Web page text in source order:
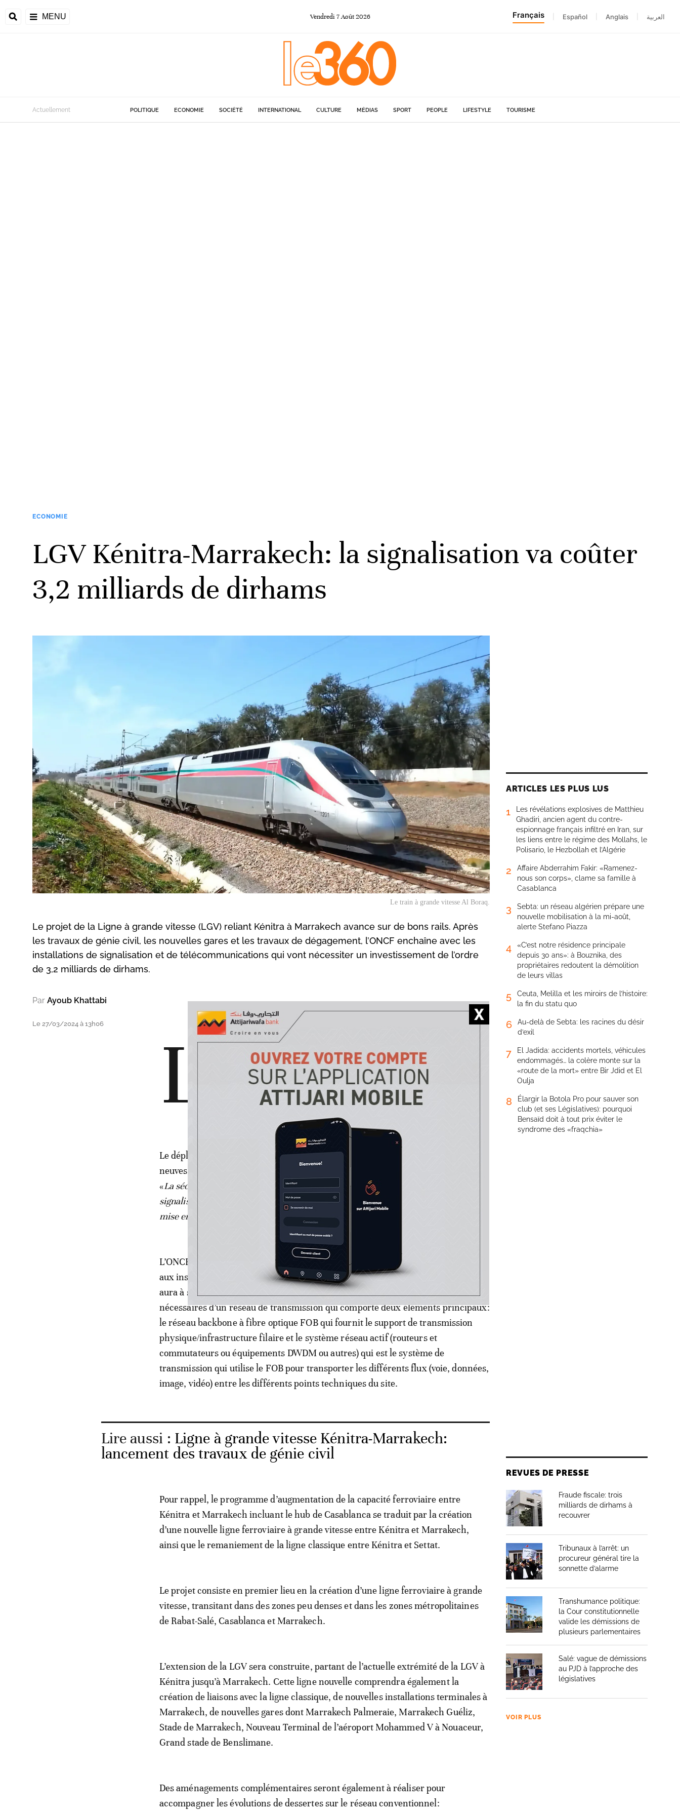
MENU Vendredi 7Août 2026 Français Español Anglais العربية
Actuellement POLITIQUE ECONOMIE SOCIÉTÉ INTERNATIONAL CULTURE MÉDIAS SPORT PEOPLE LIFESTYLE TOURISME
ECONOMIE
LGV Kénitra-Marrakech: la signalisation va coûter
3,2 milliards de dirhams
Le train à grande vitesse Al Boraq.
Le projet de la Ligne à grande vitesse (LGV) reliant Kénitra à Marrakech avance sur de bons rails. Après
les travaux de génie civil, les nouvelles gares et les travaux de dégagement, l’ONCF enchaîne avec les
installations de signalisation et de télécommunications qui vont nécessiter un investissement de l’ordre
de 3,2 milliards de dirhams.
Par Ayoub Khattabi
Le 27/03/2024 à 13h06 L
a mise en œuvre du système de signalisation dans le cadre du projet
LGV Kénitra-Marrakech englobera la nouvelle ligne à grande vitesse
entre Kénitra et Marrakech, ainsi que les zones terminales sur la
ligne classique et ligne à grande vitesse, souligne l’ONCF dans un
Le déploiement du système de signalisation s’étendra sur des installations tant
neuves qu’existantes, avec une attention particulière aux lignes en exploitation.
«La sécurité devra être maintenue durant les travaux sur les installations de
signalisation et de télécommunications en exploitation, et la complexité de cette
mise en œuvre sera accentuée par les contraintes de sécurité
L’ONCF a opté pour un dialogue compétitif pour la réalisation du chantier relatif
aux installations de signalisation et de télécommunications. Le soumissionnaire
aura à sa charge la fourniture, le déploiement, les essais et mise en service
nécessaires d’un réseau de transmission qui comporte deux éléments principaux:
le réseau backbone à fibre optique FOB qui fournit le support de transmission
physique/infrastructure filaire et le système réseau actif (routeurs et
commutateurs ou équipements DWDM ou autres) qui est le système de
transmission qui utilise le FOB pour transporter les différents flux (voie, données,
image, vidéo) entre les différents points techniques du site.
Lire aussi : Ligne à grande vitesse Kénitra-Marrakech:
lancement des travaux de génie civil
Pour rappel, le programme d’augmentation de la capacité ferroviaire entre
Kénitra et Marrakech incluant le hub de Casablanca se traduit par la création
d’une nouvelle ligne ferroviaire à grande vitesse entre Kénitra et Marrakech,
ainsi que le remaniement de la ligne classique entre Kénitra et Settat.
Le projet consiste en premier lieu en la création d’une ligne ferroviaire à grande
vitesse, transitant dans des zones peu denses et dans les zones métropolitaines
de Rabat-Salé, Casablanca et Marrakech.
L’extension de la LGV sera construite, partant de l’actuelle extrémité de la LGV à
Kénitra jusqu’à Marrakech. Cette ligne nouvelle comprendra également la
création de liaisons avec la ligne classique, de nouvelles installations terminales à
Marrakech, de nouvelles gares dont Marrakech Palmeraie, Marrakech Guéliz,
Stade de Marrakech, Nouveau Terminal de l’aéroport Mohammed V à Nouaceur,
Grand stade de Benslimane.
Des aménagements complémentaires seront également à réaliser pour
accompagner les évolutions de dessertes sur le réseau conventionnel:
ARTICLES LES PLUS LUS
1
Les révélations explosives de Matthieu
Ghadiri, ancien agent du contre-
espionnage français infiltré en Iran, sur
les liens entre le régime des Mollahs, le
Polisario, le Hezbollah et l’Algérie
2
Affaire Abderrahim Fakir: «Ramenez-
nous son corps», clame sa famille à
Casablanca
3
Sebta: un réseau algérien prépare une
nouvelle mobilisation à la mi-août,
alerte Stefano Piazza
4
«C’est notre résidence principale
depuis 30 ans»: à Bouznika, des
propriétaires redoutent la démolition
de leurs villas
5
Ceuta, Melilla et les miroirs de l’histoire:
la fin du statu quo
6
Au-delà de Sebta: les racines du désir
d’exil
7
El Jadida: accidents mortels, véhicules
endommagés… la colère monte sur la
«route de la mort» entre Bir Jdid et El
Oulja
8
Élargir la Botola Pro pour sauver son
club (et ses Législatives): pourquoi
Bensaïd doit à tout prix éviter le
syndrome des «fraqchia»
REVUES DE PRESSE
Fraude fiscale: trois
milliards de dirhams à
recouvrer
Tribunaux à l’arrêt: un
procureur général tire la
sonnette d’alarme
Transhumance politique:
la Cour constitutionnelle
valide les démissions de
plusieurs parlementaires
Salé: vague de démissions
au PJD à l’approche des
législatives
VOIR PLUS